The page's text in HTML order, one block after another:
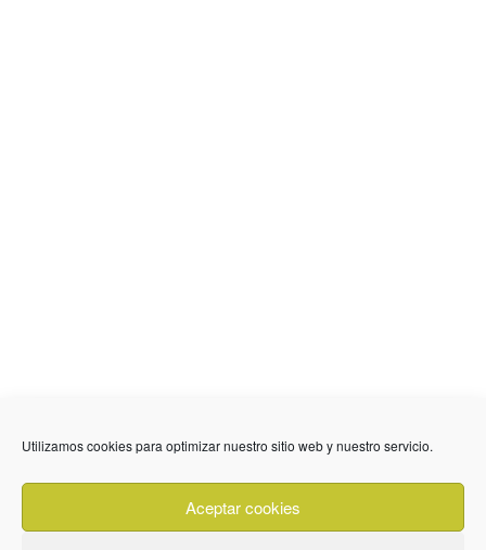
Utilizamos cookies para optimizar nuestro sitio web y nuestro servicio.
Aceptar cookies
636 01 61 85
Fuente Palmera
info @ fuentepalmerainformacion.es
Privacidad Aviso legal Cookies